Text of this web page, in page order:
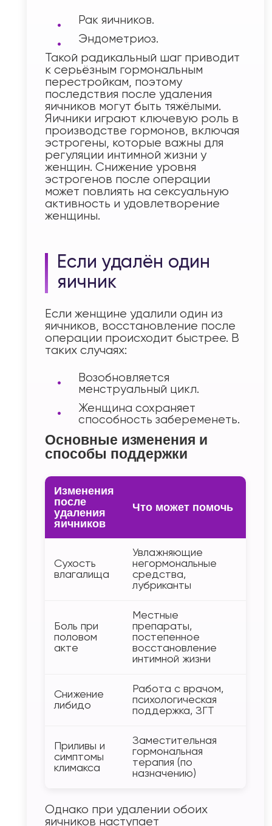
Рак яичников.
Эндометриоз.
Такой радикальный шаг приводит
к серьёзным гормональным
перестройкам, поэтому
последствия после удаления
яичников могут быть тяжёлыми.
Яичники играют ключевую роль в
производстве гормонов, включая
эстрогены, которые важны для
регуляции интимной жизни у
женщин. Снижение уровня
эстрогенов после операции
может повлиять на сексуальную
активность и удовлетворение
женщины.
Если удалён один
яичник
Если женщине удалили один из
яичников, восстановление после
операции происходит быстрее. В
таких случаях:
Возобновляется
менструальный цикл.
Женщина сохраняет
способность забеременеть.
Основные изменения и
способы поддержки
Изменения
после
удаления
яичников
Что может помочь
Сухость
влагалища
Увлажняющие
негормональные
средства,
лубриканты
Боль при
половом
акте
Местные
препараты,
постепенное
восстановление
интимной жизни
Снижение
либидо
Работа с врачом,
психологическая
поддержка, ЗГТ
Приливы и
симптомы
климакса
Заместительная
гормональная
терапия (по
назначению)
Однако при удалении обоих
яичников наступает